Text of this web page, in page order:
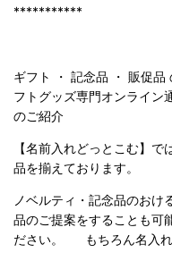
***********
ギフト ・ 記念品 ・ 販促
フトグッズ専門オンライ
のご紹介
【名前入れどっとこむ】
品を揃えております。
ノベルティ・記念品のおけ
品のご提案をすることも可
ださい。 もちろん名入れ